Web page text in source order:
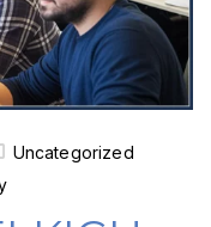
Uncategorized